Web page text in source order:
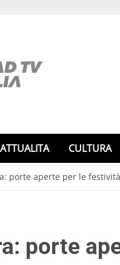
ATTUALITA CULTURA
porte aperte per le
porte